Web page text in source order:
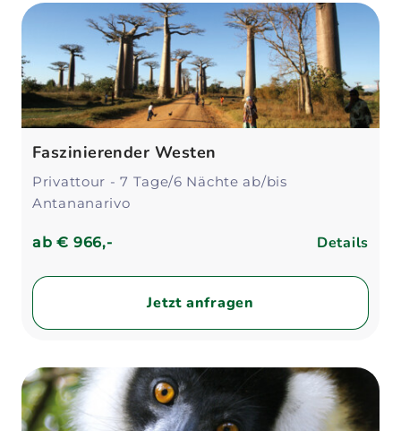
Faszinierender Westen
Privattour - 7 Tage/6 Nächte ab/bis
Antananarivo
ab€ 966,- Details
Jetzt anfragen